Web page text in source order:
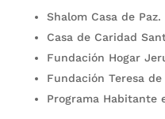
Shalom Casa de Paz.
Casa de Caridad
Fundación Hogar
Fundación Teresa de
Programa Habitante